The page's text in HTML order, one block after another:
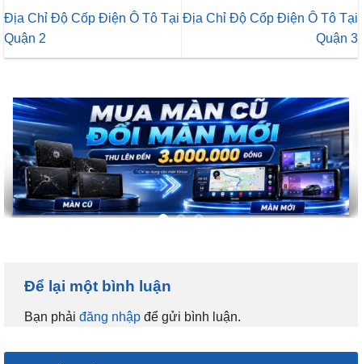
Địa Chỉ Độ Cốp Điện Ô Tô Tại
Quận 2
Địa Chỉ Độ Cốp Điện Ô Tô Tại
Quận 3
Để lại một bình luận
Bạn phải đăng nhập để gửi bình luận.